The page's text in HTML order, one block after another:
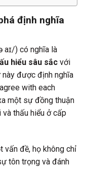
định nghĩa
aɪ/) có nghĩa là
hiểu sâu sắc với
được định nghĩa
with each
một sự đồng thuận
thấu hiểu ở cấp
vấn đề, họ không chỉ
tôn trọng và đánh